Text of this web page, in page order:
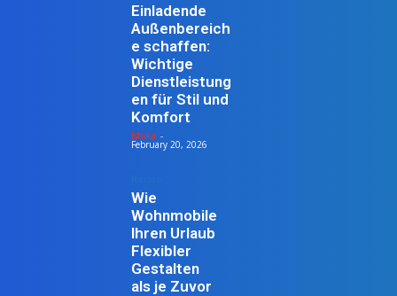
Einladende
Außenbereich
e schaffen:
Wichtige
Dienstleistung
en für Stil und
Komfort
Ishika -
February 20, 2026
Wie
Wohnmobile
Ihren Urlaub
Flexibler
Gestalten
als je Zuvor